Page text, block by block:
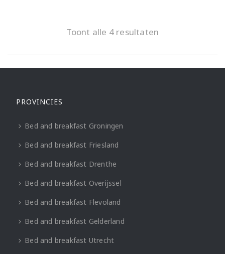
Toont alle 4 resultaten
PROVINCIES
Bed and breakfast Groningen
Bed and breakfast Friesland
Bed and breakfast Drenthe
Bed and breakfast Overijssel
Bed and breakfast Flevoland
Bed and breakfast Gelderland
Bed and breakfast Utrecht